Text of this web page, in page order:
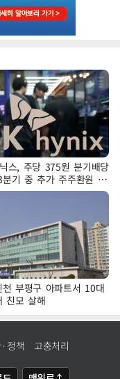
스, 주당 375원 분기배당
기 중 추가 주주환원 발
천 부평구 아파트서 10대
친모 살해
정책 고충처리